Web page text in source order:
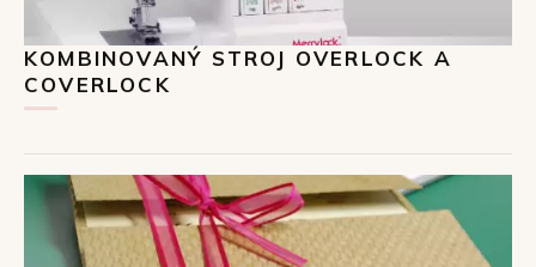
KOMBINOVANÝ STROJ OVERLOCK A
COVERLOCK